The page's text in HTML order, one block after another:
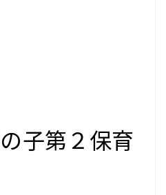
子第２保育